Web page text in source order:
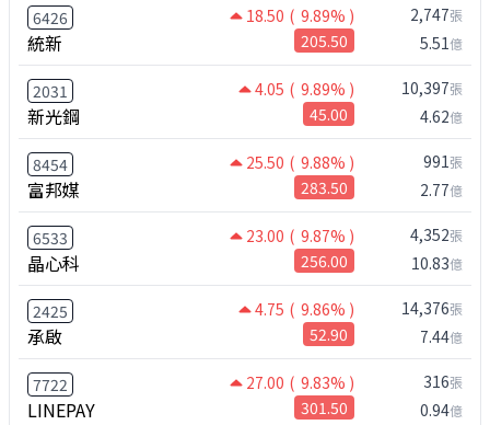
6426 18.50 ( 9.89% )
統新 205.50
2,747張
5.51億
2031 4.05 ( 9.89% )
新光鋼 45.00
10,397張
4.62億
8454 25.50 ( 9.88% )
富邦媒 283.50
991張
2.77億
6533 23.00 ( 9.87% )
晶心科 256.00
4,352張
10.83億
2425 4.75 ( 9.86% )
承啟 52.90
14,376張
7.44億
7722 27.00 ( 9.83% )
LINEPAY 301.50
316張
0.94億